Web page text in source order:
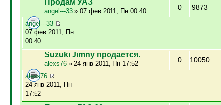
Продам УАЗ
angel---33» 07 фев 2011, Пн 00:40 0 9873
angel---33
07 фев 2011, Пн
00:40
Suzuki Jimny продается.
alexs76» 24 янв 2011, Пн 17:52 0 10050
alexs76
24 янв 2011, Пн
17:52